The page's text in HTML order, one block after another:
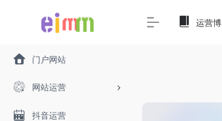
门户网站
网站运营
抖音运营
运营